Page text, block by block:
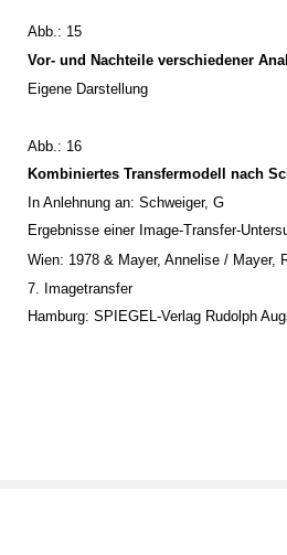
Abb.: 15
Vor- und Nachteile verschiedener
Eigene Darstellung
Abb.: 16
Kombiniertes Transfermodell nach
In Anlehnung an: Schweiger, G
Ergebnisse einer Image-Transfer-
Wien: 1978 & Mayer, Annelise / Mayer,
7. Imagetransfer
Hamburg: SPIEGEL-Verlag Rudolph